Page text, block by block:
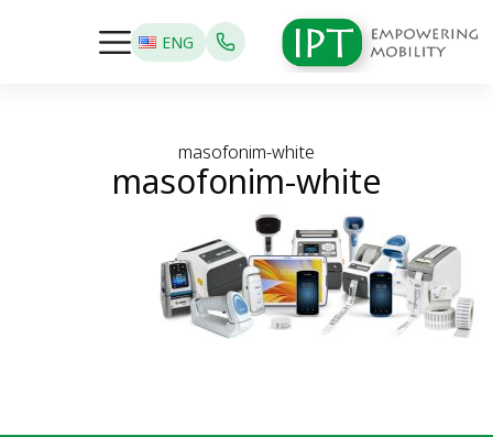
ENG
masofonim-white
masofonim-white